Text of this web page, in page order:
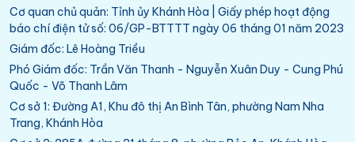
Cơ quan chủ quản: Tỉnh ủy Khánh Hòa | Giấy phép hoạt động
báo chí điện tử số: 06/GP-BTTTT ngày 06 tháng 01 năm 2023
Giám đốc: Lê Hoàng Triều
Phó Giám đốc: Trần Văn Thanh - Nguyễn Xuân Duy - Cung Phú
Quốc - Võ Thanh Lâm
Cơ sở 1: Đường A1, Khu đô thị An Bình Tân, phường Nam Nha
Trang, Khánh Hòa